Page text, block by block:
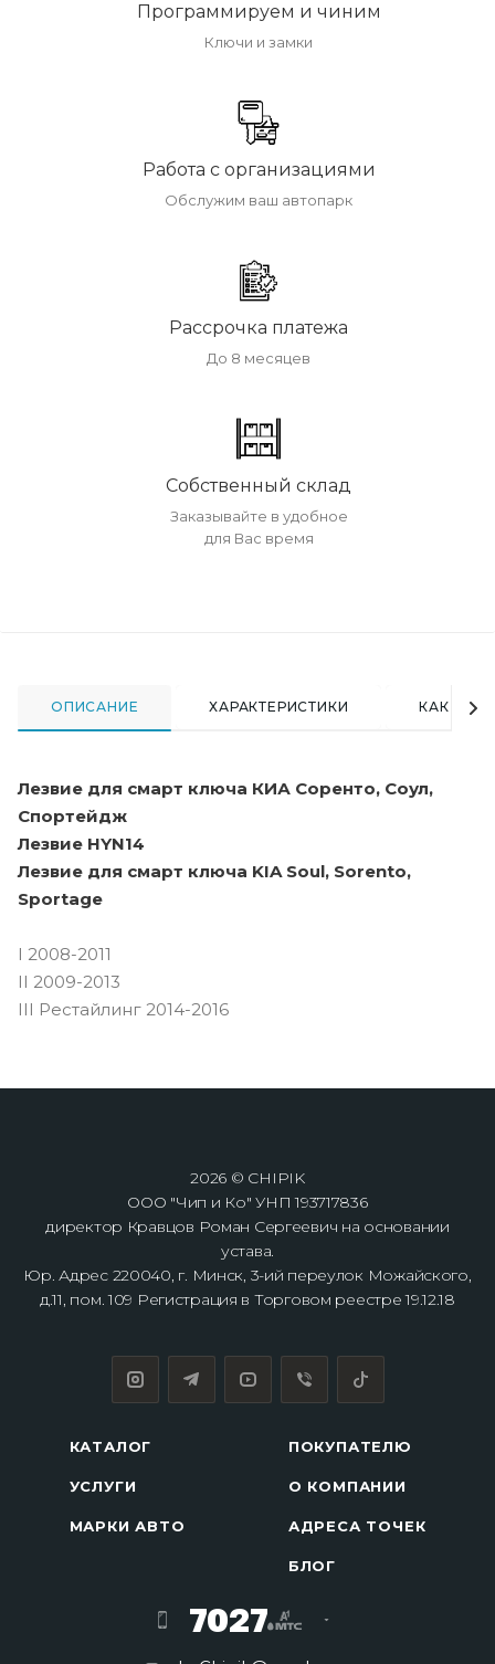
Программируем и чиним
Ключи и замки
Работа с организациями
Обслужим ваш автопарк
Рассрочка платежа
До 8 месяцев
Собственный склад
Заказывайте в удобное
для Вас время
ОПИСАНИЕ ХАРАКТЕРИСТИКИ КАК
Лезвие для cмарт ключа КИА Соренто, Соул,
Спортейдж
Лезвие HYN14
Лезвие для cмарт ключа KIA Soul, Sorento,
Sportage
I 2008-2011
II 2009-2013
III Рестайлинг 2014-2016
2026 © CHIPIK
ООО "Чип и Ко" УНП 193717836
директор Кравцов Роман Сергеевич на основании
устава.
Юр. Адрес 220040, г. Минск, 3-ий переулок Можайского,
д.11, пом. 109 Регистрация в Торговом реестре 19.12.18
КАТАЛОГ
УСЛУГИ
МАРКИ АВТО
ПОКУПАТЕЛЮ
О КОМПАНИИ
АДРЕСА ТОЧЕК
БЛОГ
7027